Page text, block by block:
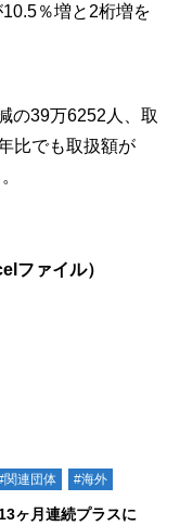
％増と2桁増を
の39万6252人、取
比でも取扱額が
ファイル）
関連団体 #海外
ヶ月連続プラスに